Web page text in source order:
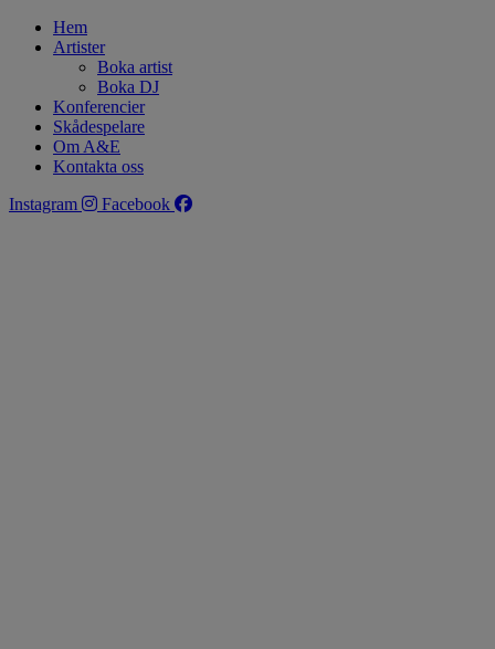
Hem
Artister
Boka artist
Boka DJ
Konferencier
Skådespelare
Om A&E
Kontakta oss
Instagram
Facebook